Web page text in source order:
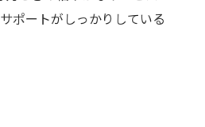
ポートがしっかりしている